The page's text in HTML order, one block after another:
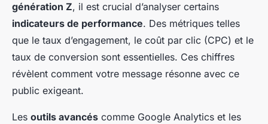
génération Z, il est crucial d’analyser certains
indicateurs de performance. Des métriques telles
que le taux d’engagement, le coût par clic (CPC) et le
taux de conversion sont essentielles. Ces chiffres
révèlent comment votre message résonne avec ce
public exigeant.
Les outils avancés comme Google Analytics et les